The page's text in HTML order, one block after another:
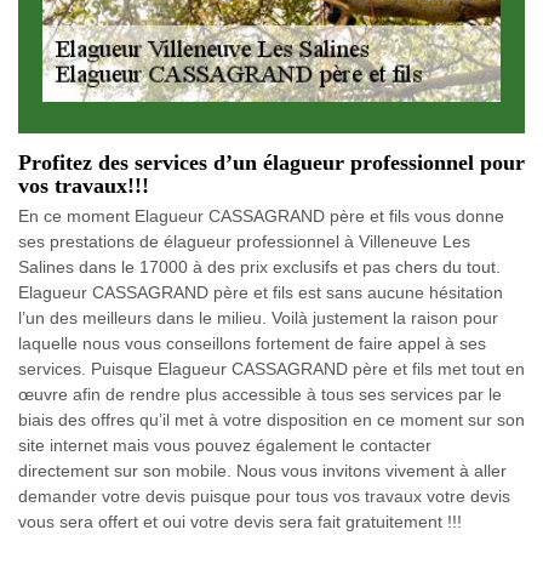
Profitez des services d’un élagueur professionnel pour
vos travaux!!!
En ce moment Elagueur CASSAGRAND père et fils vous donne
ses prestations de élagueur professionnel à Villeneuve Les
Salines dans le 17000 à des prix exclusifs et pas chers du tout.
Elagueur CASSAGRAND père et fils est sans aucune hésitation
l’un des meilleurs dans le milieu. Voilà justement la raison pour
laquelle nous vous conseillons fortement de faire appel à ses
services. Puisque Elagueur CASSAGRAND père et fils met tout en
œuvre afin de rendre plus accessible à tous ses services par le
biais des offres qu’il met à votre disposition en ce moment sur son
site internet mais vous pouvez également le contacter
directement sur son mobile. Nous vous invitons vivement à aller
demander votre devis puisque pour tous vos travaux votre devis
vous sera offert et oui votre devis sera fait gratuitement !!!